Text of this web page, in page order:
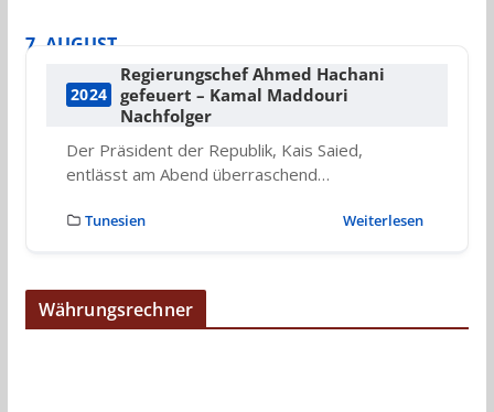
7. AUGUST
2024
Regierungschef Ahmed Hachani
gefeuert – Kamal Maddouri
Nachfolger
Der Präsident der Republik, Kais Saied,
entlässt am Abend überraschend…
Tunesien Weiterlesen
Währungsrechner